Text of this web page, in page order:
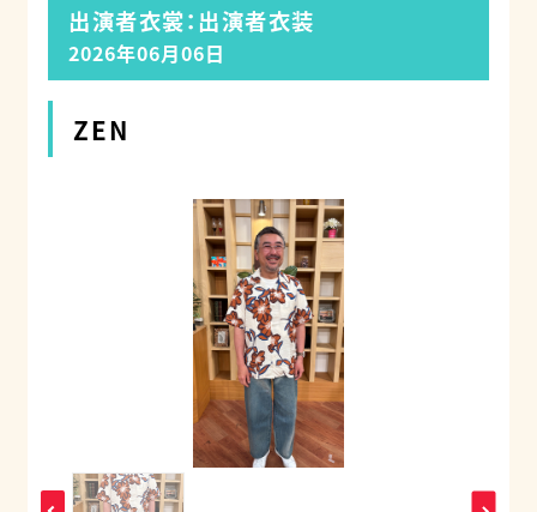
出演者衣裳：出演者衣装
2026年06月06日
ZEN